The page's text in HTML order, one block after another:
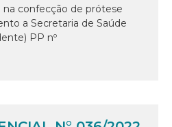
na confecção de prótese
a Secretaria de Saúde
PP nº